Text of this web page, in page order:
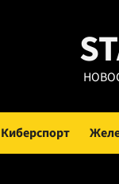
Киберспорт